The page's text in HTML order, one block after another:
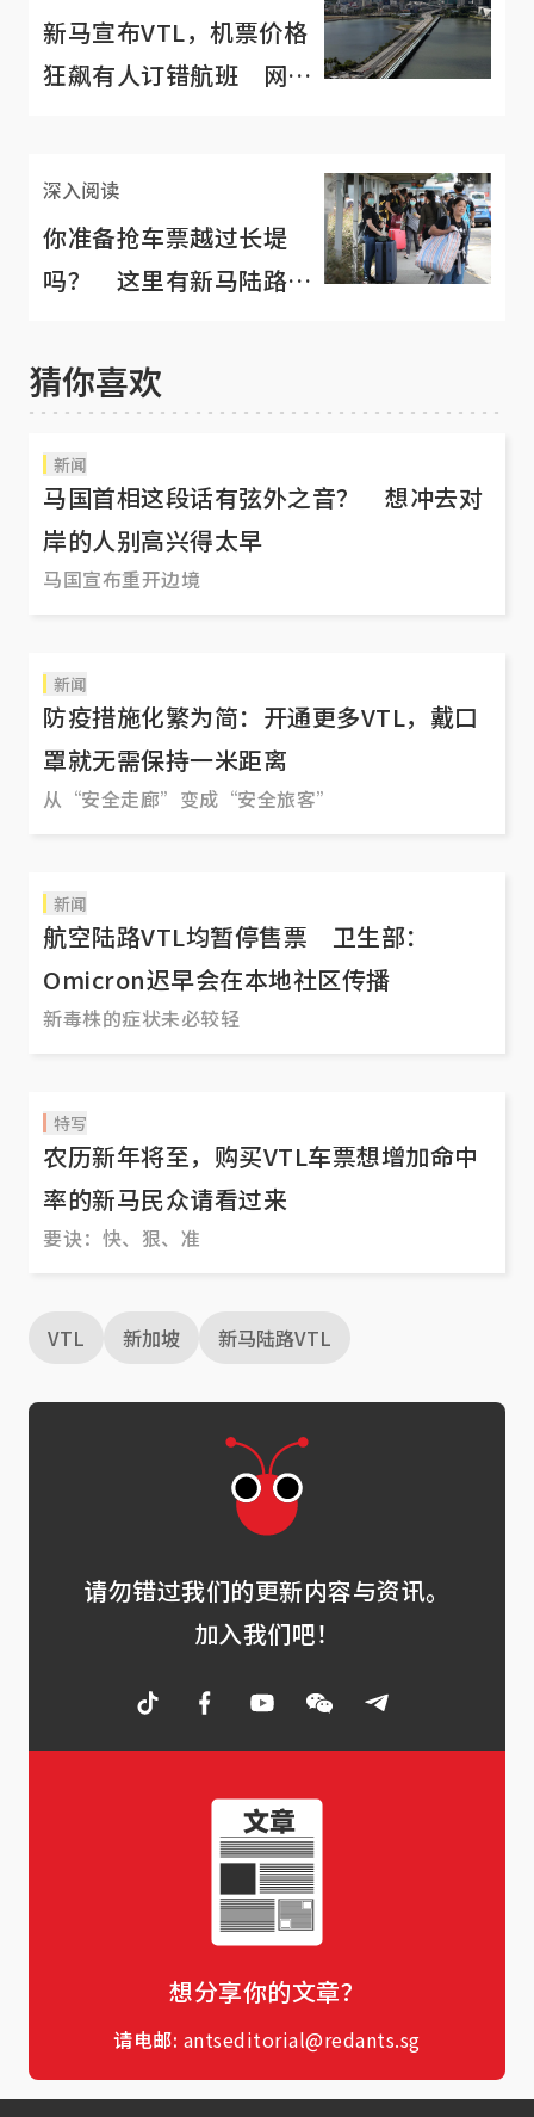
新马宣布VTL，机票价格
狂飙有人订错航班 网
深入阅读
你准备抢车票越过长堤
吗？ 这里有新马陆路
猜你喜欢
新闻
马国首相这段话有弦外之音？ 想冲去对
岸的人别高兴得太早
马国宣布重开边境
新闻
防疫措施化繁为简：开通更多VTL，戴口
罩就无需保持一米距离
从“安全走廊”变成“安全旅客”
新闻
航空陆路VTL均暂停售票 卫生部：
Omicron迟早会在本地社区传播
新毒株的症状未必较轻
特写
农历新年将至，购买VTL车票想增加命中
率的新马民众请看过来
要诀：快、狠、准
VTL 新加坡 新马陆路VTL
请勿错过我们的更新内容与资讯。
加入我们吧！
想分享你的文章？
请电邮: antseditorial@redants.sg